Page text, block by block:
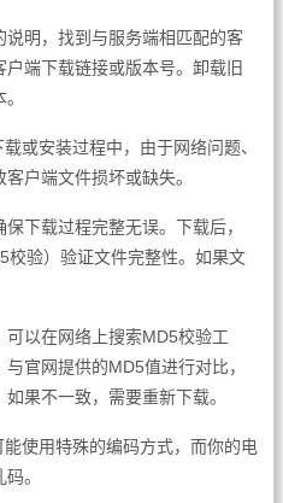
明，找到与服务端相匹配的客
端下载链接或版本号。卸载旧
或安装过程中，由于网络问题、
户端文件损坏或缺失。
下载过程完整无误。下载后，
校验）验证文件完整性。如果文
以在网络上搜索MD5校验工
官网提供的MD5值进行对比，
果不一致，需要重新下载。
使用特殊的编码方式，而你的电
。